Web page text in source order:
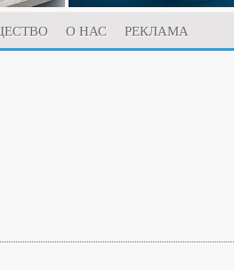
О НАС
РЕКЛАМА